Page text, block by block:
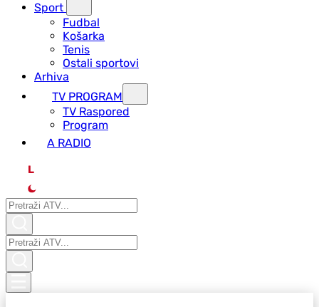
Sport
Fudbal
Košarka
Tenis
Ostali sportovi
Arhiva
TV PROGRAM
ТV Raspored
Program
A RADIO
L